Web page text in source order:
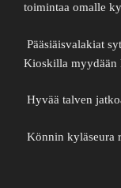
toimintaa omalle
Pääsiäisvalakiat
Kioskilla myydään
Hyvää talven
Könnin kyläseura